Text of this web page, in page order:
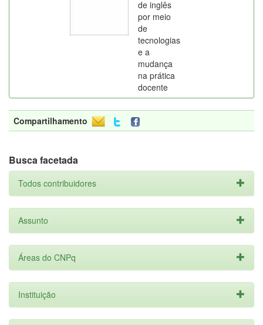
de inglês
por meio
de
tecnologias
e a
mudança
na prática
docente
Compartilhamento
Busca facetada
Todos contribuidores
Assunto
Áreas do CNPq
Instituição